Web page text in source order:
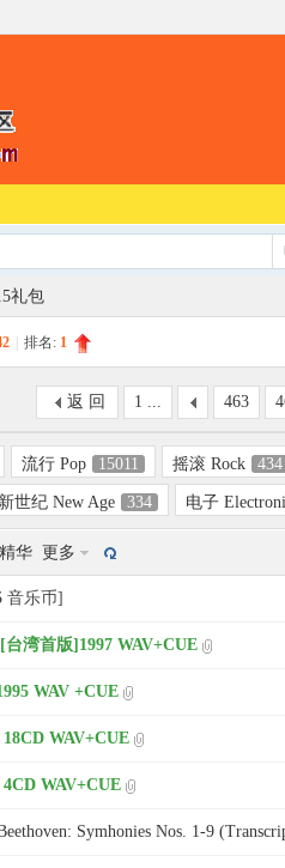
礼包
排名: 1
1 ... 463
返 回
流行 Pop 15011 摇滚 Rock 434
新世纪 New Age 334 电子
精华 更多
音乐币]
台湾首版]1997 WAV+CUE
WAV +CUE
WAV+CUE
4CD WAV+CUE
Symhonies Nos. 1-9